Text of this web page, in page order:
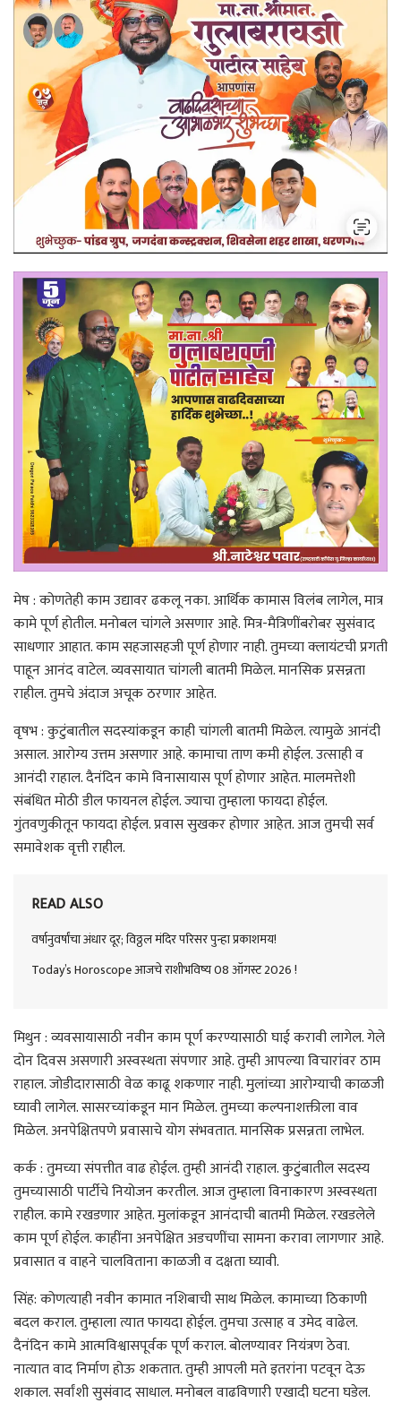
मेष : कोणतेही काम उद्यावर ढकलू नका. आर्थिक कामास विलंब लागेल, मात्र
कामे पूर्ण होतील. मनोबल चांगले असणार आहे. मित्र-मैत्रिणींबरोबर सुसंवाद
साधणार आहात. काम सहजासहजी पूर्ण होणार नाही. तुमच्या क्लायंटची प्रगती
पाहून आनंद वाटेल. व्यवसायात चांगली बातमी मिळेल. मानसिक प्रसन्नता
राहील. तुमचे अंदाज अचूक ठरणार आहेत.
वृषभ : कुटुंबातील सदस्यांकडून काही चांगली बातमी मिळेल. त्यामुळे आनंदी
असाल. आरोग्य उत्तम असणार आहे. कामाचा ताण कमी होईल. उत्साही व
आनंदी राहाल. दैनंदिन कामे विनासायास पूर्ण होणार आहेत. मालमत्तेशी
संबंधित मोठी डील फायनल होईल. ज्याचा तुम्हाला फायदा होईल.
गुंतवणुकीतून फायदा होईल. प्रवास सुखकर होणार आहेत. आज तुमची सर्व
समावेशक वृत्ती राहील.
READ ALSO
वर्षानुवर्षांचा अंधार दूर; विठ्ठल मंदिर परिसर पुन्हा प्रकाशमय!
Today’s Horoscope आजचे राशीभविष्य 08 ऑगस्ट 2026 !
मिथुन : व्यवसायासाठी नवीन काम पूर्ण करण्यासाठी घाई करावी लागेल. गेले
दोन दिवस असणारी अस्वस्थता संपणार आहे. तुम्ही आपल्या विचारांवर ठाम
राहाल. जोडीदारासाठी वेळ काढू शकणार नाही. मुलांच्या आरोग्याची काळजी
घ्यावी लागेल. सासरच्यांकडून मान मिळेल. तुमच्या कल्पनाशक्तीला वाव
मिळेल. अनपेक्षितपणे प्रवासाचे योग संभवतात. मानसिक प्रसन्नता लाभेल.
कर्क : तुमच्या संपत्तीत वाढ होईल. तुम्ही आनंदी राहाल. कुटुंबातील सदस्य
तुमच्यासाठी पार्टीचे नियोजन करतील. आज तुम्हाला विनाकारण अस्वस्थता
राहील. कामे रखडणार आहेत. मुलांकडून आनंदाची बातमी मिळेल. रखडलेले
काम पूर्ण होईल. काहींना अनपेक्षित अडचणींचा सामना करावा लागणार आहे.
प्रवासात व वाहने चालविताना काळजी व दक्षता घ्यावी.
सिंह: कोणत्याही नवीन कामात नशिबाची साथ मिळेल. कामाच्या ठिकाणी
बदल कराल. तुम्हाला त्यात फायदा होईल. तुमचा उत्साह व उमेद वाढेल.
दैनंदिन कामे आत्मविश्वासपूर्वक पूर्ण कराल. बोलण्यावर नियंत्रण ठेवा.
नात्यात वाद निर्माण होऊ शकतात. तुम्ही आपली मते इतरांना पटवून देऊ
शकाल. सर्वांशी सुसंवाद साधाल. मनोबल वाढविणारी एखादी घटना घडेल.